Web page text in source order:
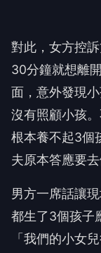
對此，女方控
30分鐘就想離
面，意外發現
沒有照顧小孩
根本養不起3個
夫原本答應要
男方一席話讓
都生了3個孩子
「我們的小女